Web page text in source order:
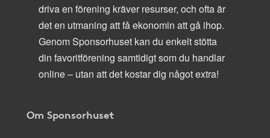
driva en förening kräver resurser, och ofta är
det en utmaning att få ekonomin att gå ihop.
Genom Sponsorhuset kan du enkelt stötta
din favoritförening samtidigt som du handlar
online – utan att det kostar dig något extra!
Om Sponsorhuset